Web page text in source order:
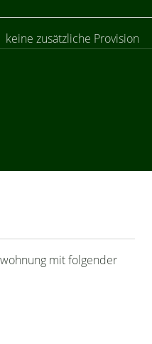
keine zusätzliche Provision
mit folgender